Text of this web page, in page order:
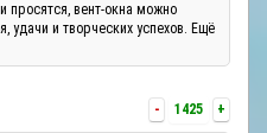
просятся, вент-окна можно
удачи и творческих успехов. Ещё
- 1425 +